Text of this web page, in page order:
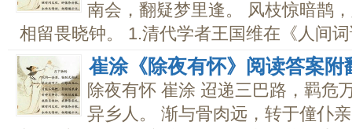
南会，翻疑梦里逢。 风枝惊暗鹊
相留畏晓钟。 1.清代学者王国维在《人间
崔涂《除夜有怀》阅读答案附
除夜有怀 崔涂 迢递三巴路，羁危
异乡人。 渐与骨肉远，转于僮仆